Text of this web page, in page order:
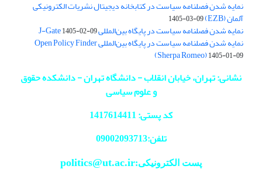
نمایه شدن فصلنامه سیاست در کتابخانه دیجیتال نشریات الکترونیکی
آلمان (EZB) 1405-03-09
نمایه شدن فصلنامه سیاست در پایگاه بین‌المللی J-Gate1405-02-09
نمایه شدن فصلنامه سیاست در پایگاه بین‌المللی Open Policy Finder
(Sherpa Romeo)1405-01-09
نشانی: تهران، خیابان انقلاب - دانشگاه تهران - دانشکده حقوق
و علوم سیاسی
کد پستی: 1417614411
تلفن:09002093713
پست الکترونیکی:politics@ut.ac.ir